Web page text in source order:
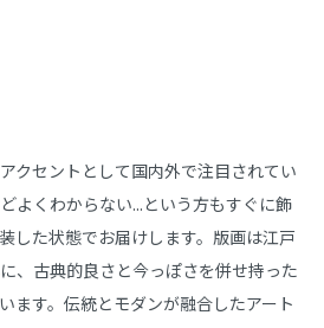
クセントとして国内外で注目されてい
よくわからない...という方もすぐに飾
した状態でお届けします。版画は江戸
、古典的良さと今っぽさを併せ持った
ます。伝統とモダンが融合したアート